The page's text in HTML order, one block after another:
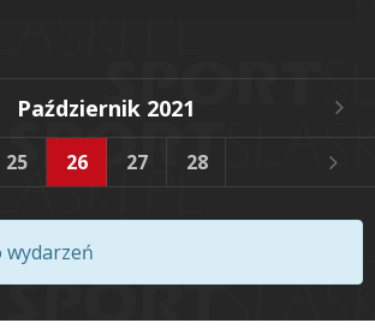
Październik 2021
25 26 27 28
wydarzeń